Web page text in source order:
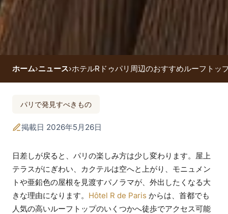
ホテルRドゥパリ周辺
のおすすめルーフト
ホーム›ニュース›ホテルRドゥパリ周辺のおすすめルーフトッ
パリで発見すべきもの
掲載日 2026年5月26日
日差しが戻ると、パリの楽しみ方は少し変わります。屋上
テラスがにぎわい、カクテルは空へと上がり、モニュメン
トや亜鉛色の屋根を見渡すパノラマが、外出したくなる大
きな理由になります。 Hôtel R de Paris からは、首都でも
人気の高いルーフトップのいくつかへ徒歩でアクセス可能